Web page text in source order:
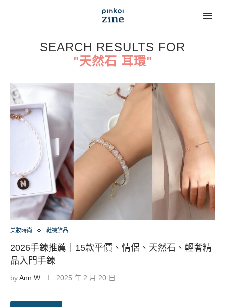
SEARCH RESULTS FOR
"天然石 耳環"
美妝時尚 鞋襪飾品
2026手鍊推薦｜15款平價、情侶、天然石、輕奢精
品入門手鍊
byAnn.W 2025 年 2 月 20 日